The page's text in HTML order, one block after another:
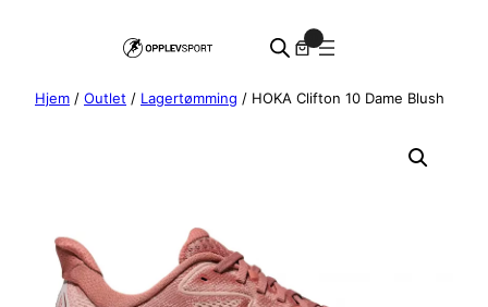
Hjem / Outlet / Lagertømming / HOKA Clifton 10 Dame Blush